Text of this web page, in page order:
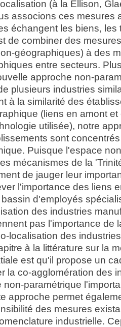
(à la Ellison,
associons ces mesures
échangent les biens, les
de combiner des
géographiques) à des
entre secteurs.
approche non-
plusieurs industries
à la similarité des
(liens en amont
utilisée), notre
sont
Puisque l'espace
mécanismes de la
de jauger leur
l'importance des liens
d'employés
des industries
pas l'importance de
localisation des
à la littérature sur la
est qu'il propose un
la co-agglomération des
non-paramétrique
approche permet
des mesures
industrielle.